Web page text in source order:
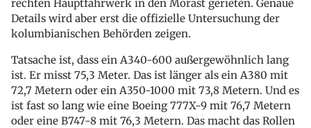
rechten Hauptfahrwerk in den Morast gerieten. Genaue
Details wird aber erst die offizielle Untersuchung der
kolumbianischen Behörden zeigen.
Tatsache ist, dass ein A340-600 außergewöhnlich lang
ist. Er misst 75,3 Meter. Das ist länger als ein A380 mit
72,7 Metern oder ein A350-1000 mit 73,8 Metern. Und es
ist fast so lang wie eine Boeing 777X-9 mit 76,7 Metern
oder eine B747-8 mit 76,3 Metern. Das macht das Rollen